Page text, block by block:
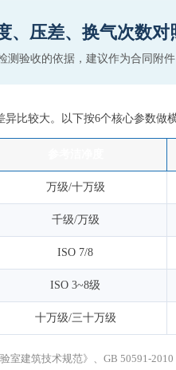
、压差、换气次数对
测验收的依据，建议作为合同附件
比较大。以下按6个核心参数做
万级/十万级
千级/万级
ISO 7/8
ISO 3~8级
十万级/三十万级
室建筑技术规范》、GB 50591-